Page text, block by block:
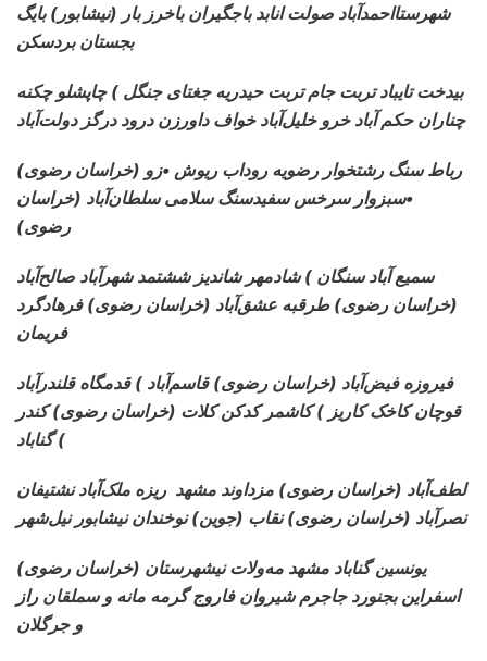
شهرستااحمدآباد صولت انابد باجگیران باخرز بار (نیشابور) بایگ
بجستان بردسکن
بیدخت تایباد تربت جام تربت حیدریه جغتای جنگل ) چاپشلو چکنه
چناران حکم آباد خرو خلیل‌آباد خواف داورزن درود درگز دولت‌آباد
(خراسان رضوی) رباط سنگ رشتخوار رضویه روداب ریوش •زو
•سبزوار سرخس سفیدسنگ سلامی سلطان‌آباد (خراسان
رضوی)
سمیع آباد سنگان ) شادمهرشاندیز ششتمد شهرآباد صالح‌آباد
(خراسان رضوی) طرقبه عشق‌آباد (خراسان رضوی) فرهادگرد
فریمان
فیروزه فیض‌آباد (خراسان رضوی) قاسم‌آباد ) قدمگاه قلندرآباد
قوچان کاخک کاریز ) کاشمر کدکن کلات (خراسان رضوی) کندر
) گناباد
لطف‌آباد (خراسان رضوی) مزداوند مشهد ریزه ملک‌آباد نشتیفان
نصرآباد (خراسان رضوی) نقاب (جوین) نوخندان نیشابور نیل‌شهر
(خراسان رضوی) یونسین گناباد مشهد مه‌ولات نیشهرستان
اسفراین بجنورد جاجرم شیروان فاروج گرمه مانه و سملقان راز
و جرگلان